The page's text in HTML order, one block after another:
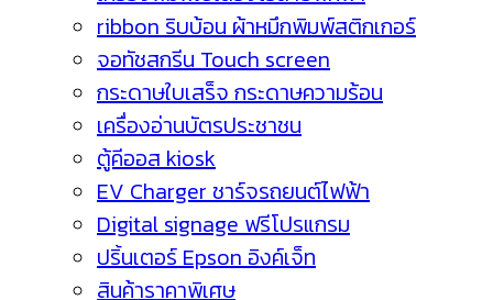
ribbon ริบบ้อน ผ้าหมึกพิมพ์สติกเกอร์
จอทัชสกรีน Touch screen
กระดาษใบเสร็จ กระดาษความร้อน
เครื่องอ่านบัตรประชาชน
ตู้คีออส kiosk
EV Charger ชาร์จรถยนต์ไฟฟ้า
Digital signage ฟรีโปรแกรม
ปริ้นเตอร์ Epson อิงค์เจ็ท
สินค้าราคาพิเศษ